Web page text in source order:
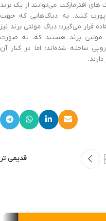
افترمارکت می‌توانند از یک برند
کنند. به دیاگ‌هایی که جهت
قرار می‌گیرد؛ دیاگ مولتی برند نیز
مولتی برند هستند که، به صورت
ساخته شده‌اند؛ اما در کنار آن
قدیمی تر